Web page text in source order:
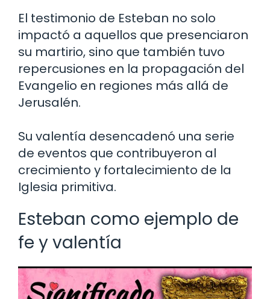
El testimonio de Esteban no solo
impactó a aquellos que presenciaron
su martirio, sino que también tuvo
repercusiones en la propagación del
Evangelio en regiones más allá de
Jerusalén.
Su valentía desencadenó una serie
de eventos que contribuyeron al
crecimiento y fortalecimiento de la
Iglesia primitiva.
Esteban como ejemplo de
fe y valentía